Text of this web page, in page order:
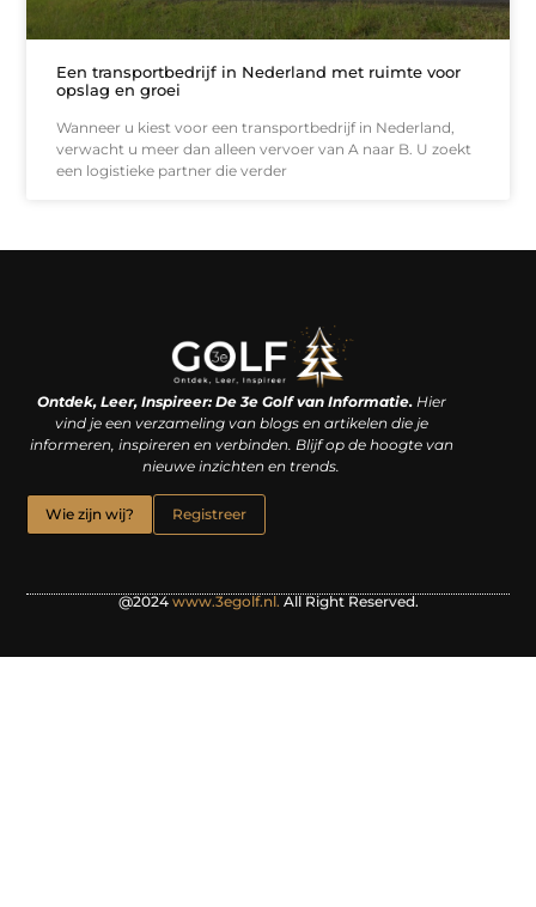
Een transportbedrijf in Nederland met ruimte voor
opslag en groei
Wanneer u kiest voor een transportbedrijf in Nederland,
verwacht u meer dan alleen vervoer van A naar B. U zoekt
een logistieke partner die verder
Ontdek, Leer, Inspireer: De 3e Golf van Informatie.Hier
vind je een verzameling van blogs en artikelen die je
informeren, inspireren en verbinden. Blijf op de hoogte van
nieuwe inzichten en trends.
Wie zijn wij? Registreer
@2024www.3egolf.nl.All Right Reserved.